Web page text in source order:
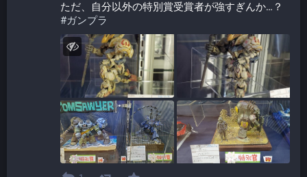
ただ、自分以外の特別賞受賞者が強すぎんか…？
#ガンプラ